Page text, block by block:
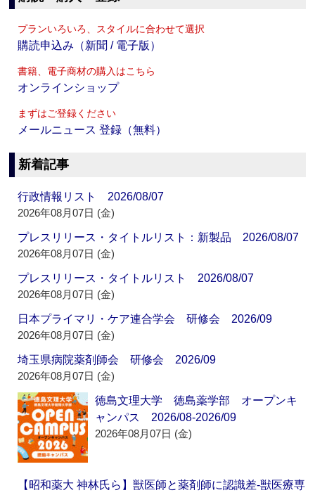
プランいろいろ、スタイルに合わせて選択
購読申込み（新聞 / 電子版）
書籍、電子商材の購入はこちら
オンラインショップ
まずはご登録ください
メールニュース 登録（無料）
新着記事
行政情報リスト 2026/08/07
2026年08月07日 (金)
プレスリリース・タイトルリスト：新製品 2026/08/07
2026年08月07日 (金)
プレスリリース・タイトルリスト 2026/08/07
2026年08月07日 (金)
日本プライマリ・ケア連合学会 研修会 2026/09
2026年08月07日 (金)
埼玉県病院薬剤師会 研修会 2026/09
2026年08月07日 (金)
徳島文理大学 徳島薬学部 オープンキ
ャンパス 2026/08-2026/09
2026年08月07日 (金)
【昭和薬大 神林氏ら】獣医師と薬剤師に認識差‐獣医療専